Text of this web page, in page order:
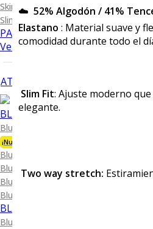
Skinny Fit
Slim Fit
PANTALONES DE VESTIR
Ver todo
ATRÁS
BLUSAS
Blusa Organic Bambú
¡Nueva Colección!
Blusa Piqué.
Blusa Performance
Blusa Oxford
Blusa de Vestir
BLUSAS SPORT
Blusa Sport Lisa
☁️ 52% Algodón / 41%
Elastano : Material suave y
comodidad durante todo el
Slim Fit: Ajuste moderno
elegante.
Two way stretch: